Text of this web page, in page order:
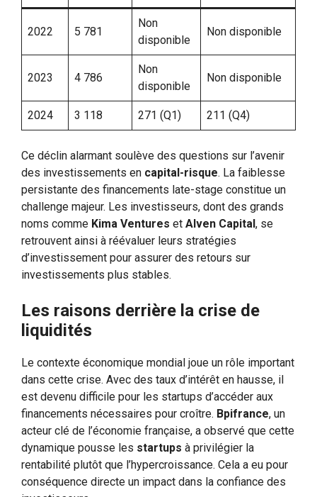
2022 5 781
Non
disponible
Non disponible
2023 4 786
Non
disponible
Non disponible
2024 3 118 271 (Q1) 211 (Q4)
Ce déclin alarmant soulève des questions sur l’avenir
des investissements en capital-risque. La faiblesse
persistante des financements late-stage constitue un
challenge majeur. Les investisseurs, dont des grands
noms comme Kima Ventures et Alven Capital, se
retrouvent ainsi à réévaluer leurs stratégies
d’investissement pour assurer des retours sur
investissements plus stables.
Les raisons derrière la crise de
liquidités
Le contexte économique mondial joue un rôle important
dans cette crise. Avec des taux d’intérêt en hausse, il
est devenu difficile pour les startups d’accéder aux
financements nécessaires pour croître. Bpifrance, un
acteur clé de l’économie française, a observé que cette
dynamique pousse les startups à privilégier la
rentabilité plutôt que l’hypercroissance. Cela a eu pour
conséquence directe un impact dans la confiance des